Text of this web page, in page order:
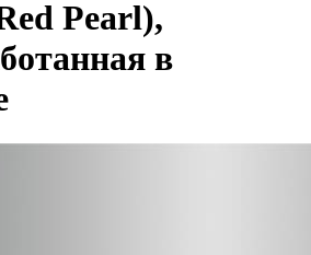
Pearl),
в